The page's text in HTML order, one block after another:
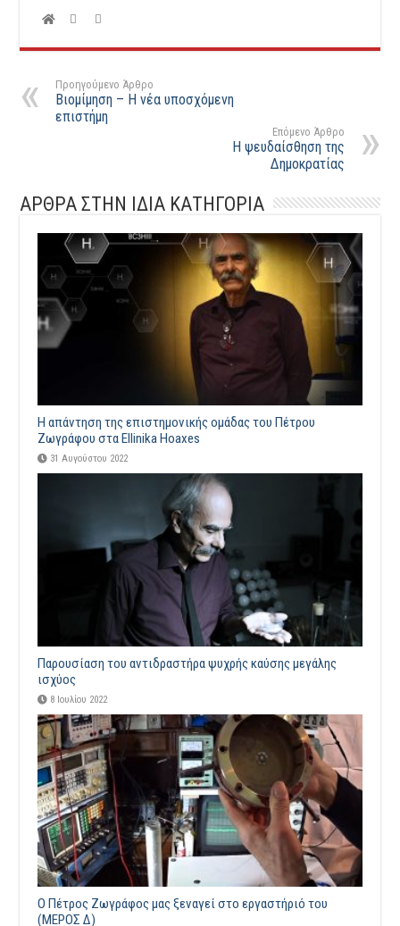
Προηγούμενο Άρθρο
Βιομίμηση – Η νέα υποσχόμενη
επιστήμη
Επόμενο Άρθρο
Η ψευδαίσθηση της
Δημοκρατίας
ΑΡΘΡΑ ΣΤΗΝ ΙΔΙΑ ΚΑΤΗΓΟΡΙΑ
Η απάντηση της επιστημονικής ομάδας του Πέτρου
Ζωγράφου στα Ellinika Hoaxes
31 Αυγούστου 2022
Παρουσίαση του αντιδραστήρα ψυχρής καύσης μεγάλης
ισχύος
8 Ιουλίου 2022
Ο Πέτρος Ζωγράφος μας ξεναγεί στο εργαστήριό του
(ΜΕΡΟΣ Δ)